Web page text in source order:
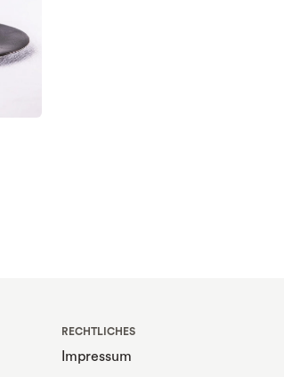
RECHTLICHES
Impressum